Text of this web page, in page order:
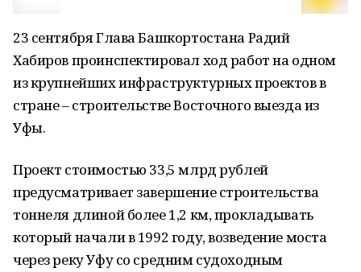
23 сентября Глава Башкортостана Радий
Хабиров проинспектировал ход работ на одном
из крупнейших инфраструктурных проектов в
стране – строительстве Восточного выезда из
Уфы.
Проект стоимостью 33,5 млрд рублей
предусматривает завершение строительства
тоннеля длиной более 1,2 км, прокладывать
который начали в 1992 году, возведение моста
через реку Уфу со средним судоходным